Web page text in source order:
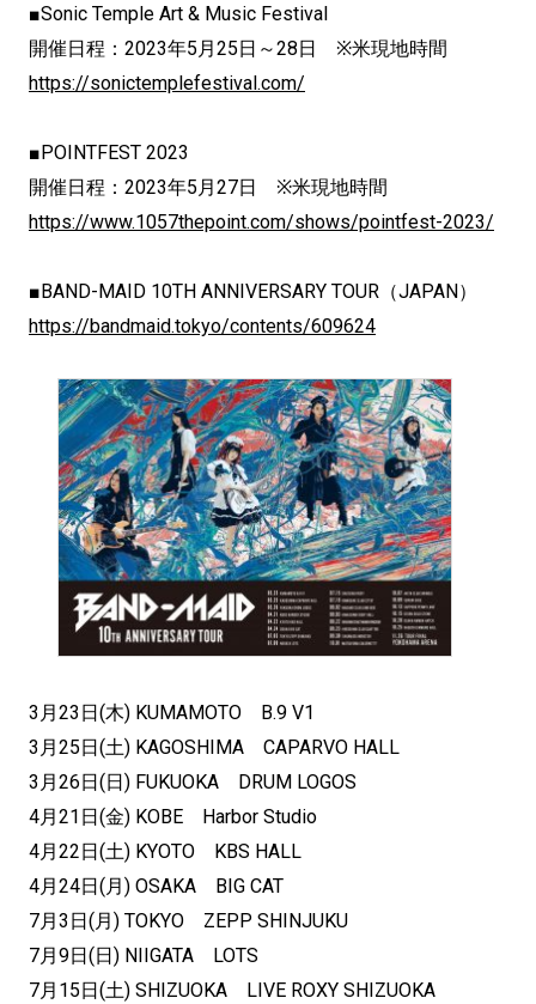
■Sonic Temple Art & Music Festival
開催日程：2023年5月25日～28日 ※米現地時間
https://sonictemplefestival.com/
■POINTFEST 2023
開催日程：2023年5月27日 ※米現地時間
https://www.1057thepoint.com/shows/pointfest-2023/
■BAND-MAID 10TH ANNIVERSARY TOUR（JAPAN）
https://bandmaid.tokyo/contents/609624
3月23日(木) KUMAMOTO B.9 V1
3月25日(土) KAGOSHIMA CAPARVO HALL
3月26日(日) FUKUOKA DRUM LOGOS
4月21日(金) KOBE Harbor Studio
4月22日(土) KYOTO KBS HALL
4月24日(月) OSAKA BIG CAT
7月3日(月) TOKYO ZEPP SHINJUKU
7月9日(日) NIIGATA LOTS
7月15日(土) SHIZUOKA LIVE ROXY SHIZUOKA